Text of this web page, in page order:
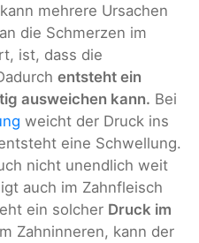
mehrere Ursachen
die Schmerzen im
ist, dass die
entsteht ein
ausweichen kann. Bei
weicht der Druck ins
eine Schwellung.
nicht unendlich weit
auch im Zahnfleisch
ein solcher Druck im
Zahninneren, kann der